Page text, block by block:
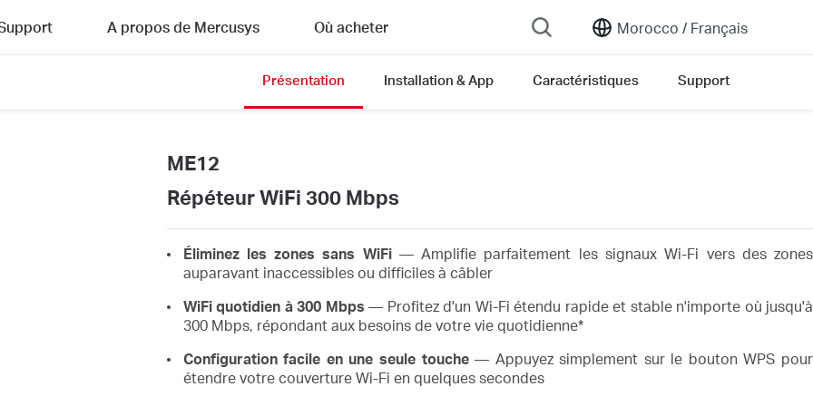
Morocco / Français
A propos de Mercusys Où acheter
Présentation Installation & App Caractéristiques Support
ME12
Répéteur WiFi 300 Mbps
Éliminez les zones sans WiFi— Amplifie parfaitement les signaux Wi-Fi vers des zones
auparavant inaccessibles ou difficiles à câbler
WiFi quotidien à 300 Mbps — Profitez d'un Wi-Fi étendu rapide et stable n'importe où jusqu'à
300 Mbps, répondant aux besoins de votre vie quotidienne*
Configuration facile en une seule touche— Appuyez simplement sur le bouton WPS pour
étendre votre couverture Wi-Fi en quelques secondes